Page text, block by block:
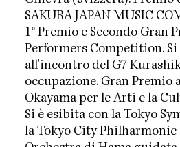
SAKURA JAPAN MUSIC
1° Premio e Secondo Gran
Performers Competition.
all'incontro del G7
occupazione. Gran Premio
Okayama per le Arti e la
Si è esibita con la Tokyo
la Tokyo City Philharmonic